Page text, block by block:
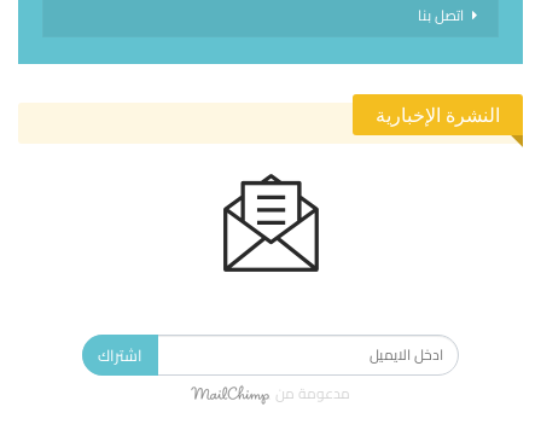
اتصل بنا
النشرة الإخبارية
اشتراك
مدعومة من